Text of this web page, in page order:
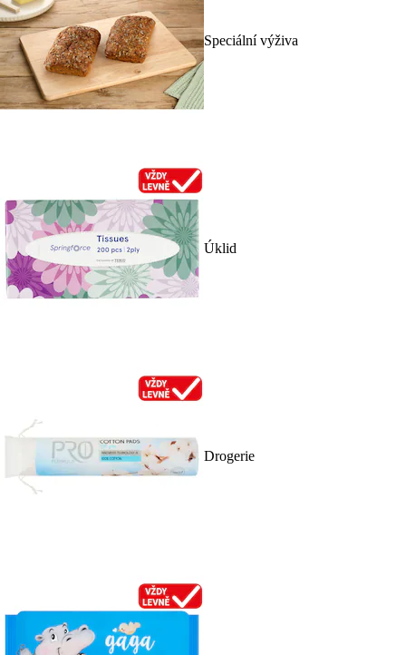
Speciální výživa
Úklid
Drogerie